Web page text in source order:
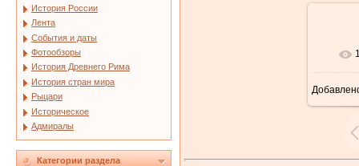
История России
Лента
События и даты
Фотообзоры
История Древнего Рима
История стран мира
Рыцари
Историческое
Адмиралы
Категории раздела